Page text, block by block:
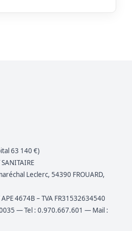
63 140 €)
SANITAIRE
Leclerc, 54390 FROUARD,
4674B – TVA FR31532634540
— Tel : 0.970.667.601 — Mail :